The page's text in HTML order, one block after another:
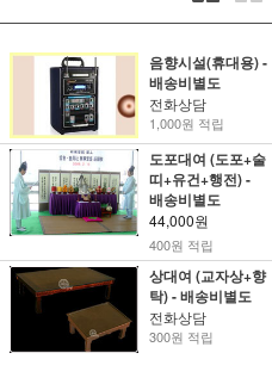
음향시설(휴대용) -
배송비별도
전화상담
1,000원 적립
도포대여 (도포+술
띠+유건+행전) -
배송비별도
44,000원
400원 적립
상대여 (교자상+향
탁) - 배송비별도
전화상담
300원 적립